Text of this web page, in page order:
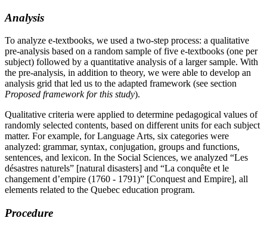
Analysis
To analyze e-textbooks, we used a two-step process: a qualitative
pre-analysis based on a random sample of five e-textbooks (one per
subject) followed by a quantitative analysis of a larger sample. With
the pre-analysis, in addition to theory, we were able to develop an
analysis grid that led us to the adapted framework (see section
Proposed framework for this study).
Qualitative criteria were applied to determine pedagogical values of
randomly selected contents, based on different units for each subject
matter. For example, for Language Arts, six categories were
analyzed: grammar, syntax, conjugation, groups and functions,
sentences, and lexicon. In the Social Sciences, we analyzed “Les
désastres naturels” [natural disasters] and “La conquête et le
changement d’empire (1760 - 1791)” [Conquest and Empire], all
elements related to the Quebec education program.
Procedure